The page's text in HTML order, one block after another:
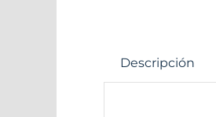
Descripción